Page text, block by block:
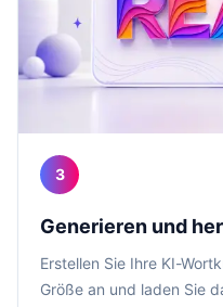
3
Generieren und
Erstellen Sie Ihre KI-
Größe an und laden Sie